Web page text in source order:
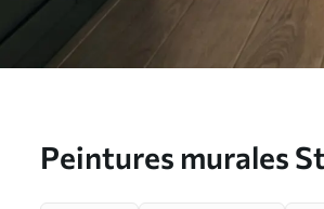
Peintures murales